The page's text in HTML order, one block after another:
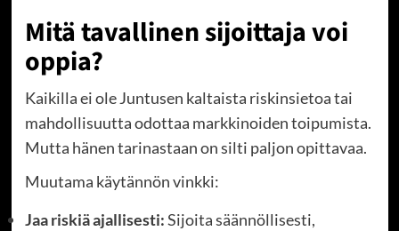
Mitä tavallinen sijoittaja voi
oppia?
Kaikilla ei ole Juntusen kaltaista riskinsietoa tai
mahdollisuutta odottaa markkinoiden toipumista.
Mutta hänen tarinastaan on silti paljon opittavaa.
Muutama käytännön vinkki:
Jaa riskiä ajallisesti:Sijoita säännöllisesti,